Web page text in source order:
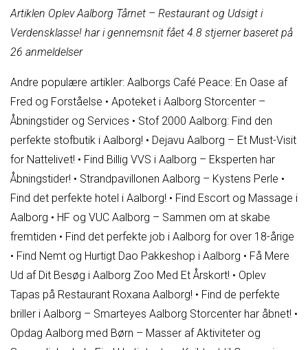
Artiklen Oplev Aalborg Tårnet – Restaurant og Udsigt i
Verdensklasse! har i gennemsnit fået 4.8 stjerner baseret på
26 anmeldelser
Andre populære artikler: Aalborgs Café Peace: En Oase af
Fred og Forståelse • Apoteket i Aalborg Storcenter –
Åbningstider og Services • Stof 2000 Aalborg: Find den
perfekte stofbutik i Aalborg! • Dejavu Aalborg – Et Must-Visit
for Nattelivet! • Find Billig VVS i Aalborg – Eksperten har
Åbningstider! • Strandpavillonen Aalborg – Kystens Perle •
Find det perfekte hotel i Aalborg! • Find Escort og Massage i
Aalborg • HF og VUC Aalborg – Sammen om at skabe
fremtiden • Find det perfekte job i Aalborg for over 18-årige
• Find Nemt og Hurtigt Dao Pakkeshop i Aalborg • Få Mere
Ud af Dit Besøg i Aalborg Zoo Med Et Årskort! • Oplev
Tapas på Restaurant Roxana Aalborg! • Find de perfekte
briller i Aalborg – Smarteyes Aalborg Storcenter har åbnet! •
Opdag Aalborg med Børn – Masser af Aktiviteter og